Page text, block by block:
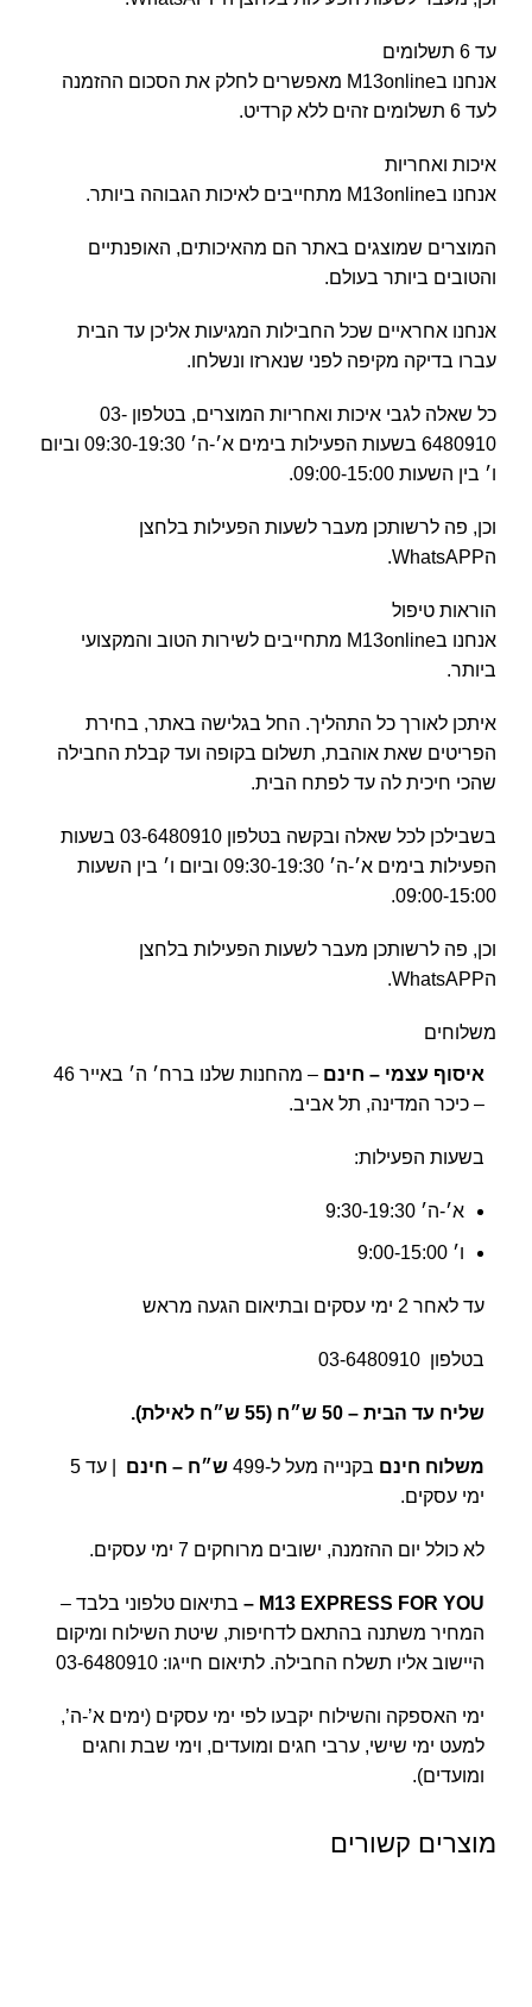
עד 6 תשלומים
אנחנו בM13online מאפשרים לחלק את הסכום ההזמנה
לעד 6 תשלומים זהים ללא קרדיט.
איכות ואחריות
אנחנו בM13online מתחייבים לאיכות הגבוהה ביותר.
המוצרים שמוצגים באתר הם מהאיכותים, האופנתיים
והטובים ביותר בעולם.
אנחנו אחראיים שכל החבילות המגיעות אליכן עד הבית
עברו בדיקה מקיפה לפני שנארזו ונשלחו.
כל שאלה לגבי איכות ואחריות המוצרים, בטלפון 03-
6480910 בשעות הפעילות בימים א׳-ה׳ 09:30-19:30 וביום
ו׳ בין השעות 09:00-15:00.
וכן, פה לרשותכן מעבר לשעות הפעילות בלחצן
הWhatsAPP.
הוראות טיפול
אנחנו בM13online מתחייבים לשירות הטוב והמקצועי
ביותר.
איתכן לאורך כל התהליך. החל בגלישה באתר, בחירת
הפריטים שאת אוהבת, תשלום בקופה ועד קבלת החבילה
שהכי חיכית לה עד לפתח הבית.
בשבילכן לכל שאלה ובקשה בטלפון 03-6480910 בשעות
הפעילות בימים א׳-ה׳ 09:30-19:30 וביום ו׳ בין השעות
09:00-15:00.
וכן, פה לרשותכן מעבר לשעות הפעילות בלחצן
הWhatsAPP.
משלוחים
איסוף עצמי – חינם
– מהחנות שלנו ברח׳ ה׳ באייר 46
– כיכר המדינה, תל אביב.
בשעות הפעילות:
א׳-ה׳ 9:30-19:30
ו׳ 9:00-15:00
עד לאחר 2 ימי עסקים ובתיאום הגעה מראש
בטלפון 03-6480910
שליח עד הבית –
משלוח חינם בקנייה מעל ל-499 ש״ח – חינם
| עד 5
ימי עסקים.
לא כולל יום ההזמנה, ישובים מרוחקים 7 ימי עסקים.
M13 EXPRESS FOR YOU
– בתיאום טלפוני בלבד –
המחיר משתנה בהתאם לדחיפות, שיטת השילוח ומיקום
היישוב אליו תשלח החבילה. לתיאום חייגו: 03-6480910
ימי האספקה והשילוח יקבעו לפי ימי עסקים (ימים א’-ה’,
למעט ימי שישי, ערבי חגים ומועדים, וימי שבת וחגים
ומועדים).
מוצרים קשורים